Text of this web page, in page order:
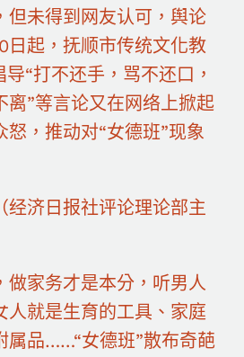
但未得到网友认可，舆论
日起，抚顺市传统文化教
“打不还手，骂不还口，
离”等言论又在网络上掀起
怒，推动对“女德班”现象
经济日报社评论理论部主
做家务才是本分，听男人
人就是生育的工具、家庭
属品……“女德班”散布奇葩